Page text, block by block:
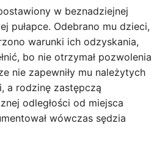
w beznadziejnej
pułapce. Odebrano mu dzieci,
warunki ich odzyskania,
bo nie otrzymał pozwolenia
nie zapewniły mu należytych
a rodzinę zastępczą
odległości od miejsca
wówczas sędzia